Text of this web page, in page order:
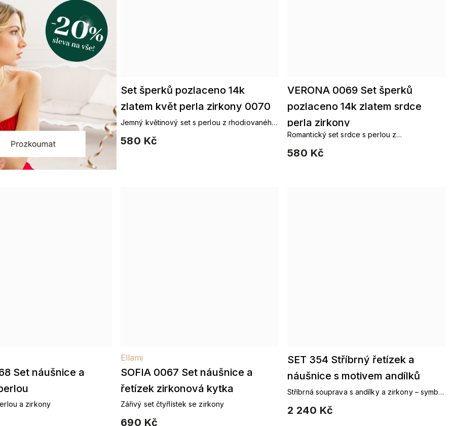
Set šperků pozlaceno 14k
zlatem květ perla zirkony 0070
580 Kč
Jemný květinový set s perlou z rhodiovaného
VERONA 0069 Set šperků
pozlaceno 14k zlatem srdce
perla zirkony
580 Kč
Romantický set srdce s perlou z
Set náušnice a
a zirkony
SOFIA 0067 Set náušnice a
řetízek zirkonová kytka
Ellami
690 Kč
Zářivý set čtyřlístek se zirkony
SET 354 Stříbrný řetízek a
náušnice s motivem andílků
2 240 Kč
Stříbrná souprava s andílky a zirkony – symbol